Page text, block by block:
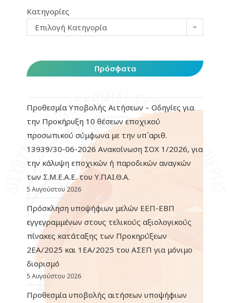
Κατηγορίες
Επιλογή Κατηγορία
Πρόσφατα
Προθεσμία Υποβολής Αιτήσεων – Οδηγίες για
την Προκήρυξη 10 θέσεων εποχικού
προσωπικού σύμφωνα με την υπ΄αριθ.
13939/30-06-2026 Ανακοίνωση ΣΟΧ 1/2026, για
την κάλυψη εποχικών ή παροδικών αναγκών
των Σ.Μ.Ε.Α.Ε. του Υ.ΠΑΙ.Θ.Α.
5 Αυγούστου 2026
Πρόσκληση υποψήφιων μελών ΕΕΠ-ΕΒΠ
εγγεγραμμένων στους τελικούς αξιολογικούς
πίνακες κατάταξης των Προκηρύξεων
2ΕΑ/2025 και 1ΕΑ/2025 του ΑΣΕΠ για μόνιμο
διορισμό
5 Αυγούστου 2026
Προθεσμία υποβολής αιτήσεων υποψήφιων